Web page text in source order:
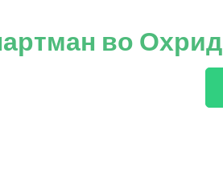
во Охрид